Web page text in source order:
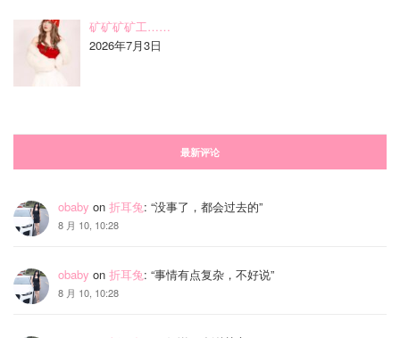
矿矿矿矿工……
2026年7月3日
最新评论
obaby on 折耳兔: “没事了，都会过去的”
8 月 10, 10:28
obaby on 折耳兔: “事情有点复杂，不好说”
8 月 10, 10:28